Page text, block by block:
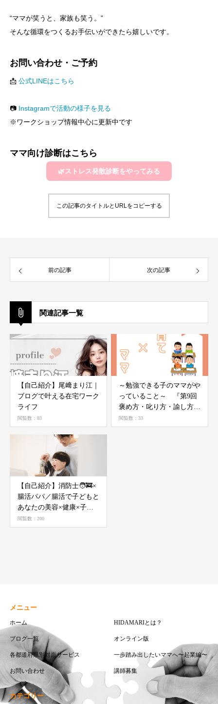
“ママが笑うと、家族も笑う。”
そんな循環をつくるお手伝いができたら嬉しいです。
お問い合わせ・ご予約
📩 公式LINEはこちら
📷 Instagramで活動の様子を見る
※ワークショップ情報中心に更新中です
ママ向け診断はこちら
🌿ストレス発散診断をやってみる
この記事のタイトルとURLをコピーする
前の記事 次の記事
関連記事一覧
【自己紹介】尾﨑まり江｜
ブログで叶える在宅ワーク
ライフ
閲覧数：83
～勉強できる子のママがや
っていること～ 『第9回
褒め方・叱り方・諭し方
vol.2』
閲覧数：33
【自己紹介】消防士🧑‍🚒×
腸活パパ／腸活で子どもと
あなたの美容×健康×子育
てサポート
閲覧数：200
メニュー
ホーム HIDAMARIとは？
ブログ一覧 オンライン版
各都道府県別対面サービス 一歩踏み出したいママへ〜起業編〜
お問い合わせ 講師募集
カテゴリー